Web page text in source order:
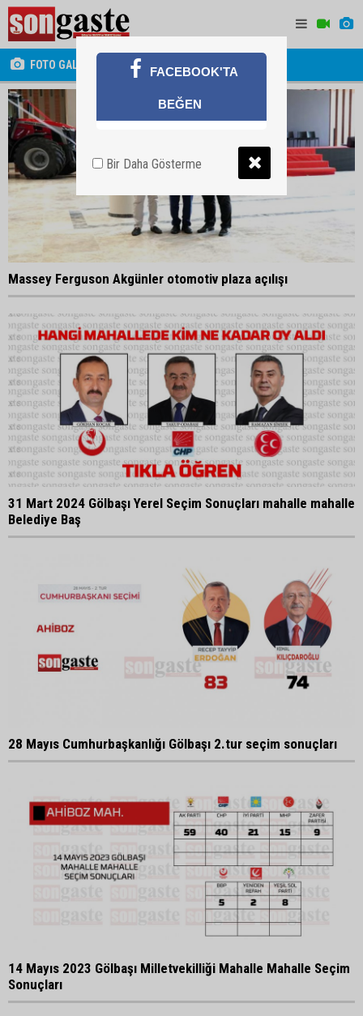
FOTO GALERİ
Massey Ferguson Akgünler otomotiv plaza açılışı
31 Mart 2024 Gölbaşı Yerel Seçim Sonuçları mahalle mahalle
Belediye Baş
28 Mayıs Cumhurbaşkanlığı Gölbaşı 2.tur seçim sonuçları
14 Mayıs 2023 Gölbaşı Milletvekilliği Mahalle Mahalle Seçim
Sonuçları
FACEBOOK'TA
BEĞEN
Bir Daha Gösterme